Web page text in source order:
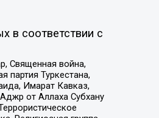
в соответствии с
Священная война,
партия Туркестана,
Имарат Кавказ,
от Аллаха Субхану